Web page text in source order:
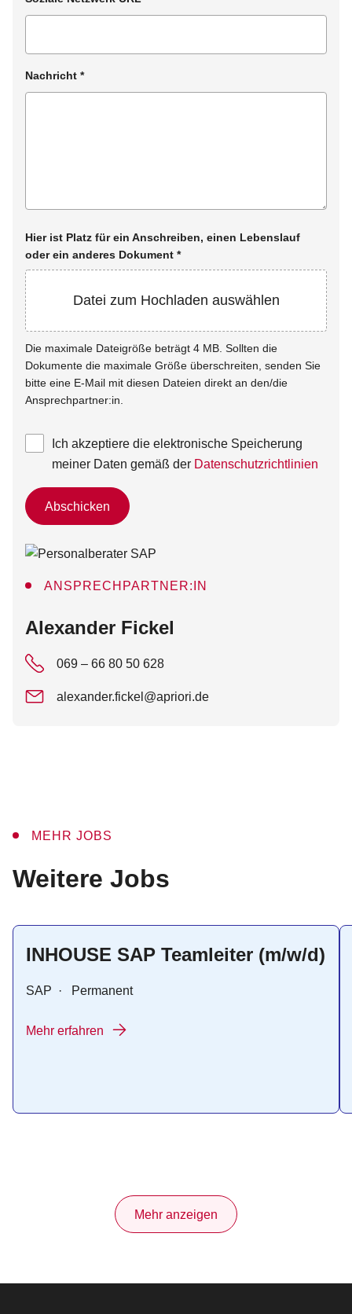
Nachricht *
Hier ist Platz für ein Anschreiben, einen Lebenslauf
oder ein anderes Dokument *
Datei zum Hochladen auswählen
Die maximale Dateigröße beträgt 4 MB. Sollten die
Dokumente die maximale Größe überschreiten, senden Sie
bitte eine E-Mail mit diesen Dateien direkt an den/die
Ansprechpartner:in.
Ich akzeptiere die elektronische Speicherung
meiner Daten gemäß der Datenschutzrichtlinien
Abschicken
ANSPRECHPARTNER:IN
:
Alexander Fickel
069 – 66 80 50 628
alexander.fickel@apriori.de
MEHR JOBS
:
Weitere Jobs
INHOUSE SAP Teamleiter (m/w/d)
SAP · Permanent
Mehr erfahren
Mehr anzeigen